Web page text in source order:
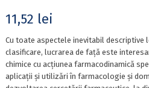
11,52 lei
Cu toate aspectele inevitabil descriptive
clasificare, lucrarea de față este
chimice cu acțiunea farmacodinamică
aplicații și utilizări în farmacologie și